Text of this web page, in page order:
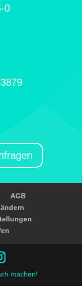
0
AGB
machen!